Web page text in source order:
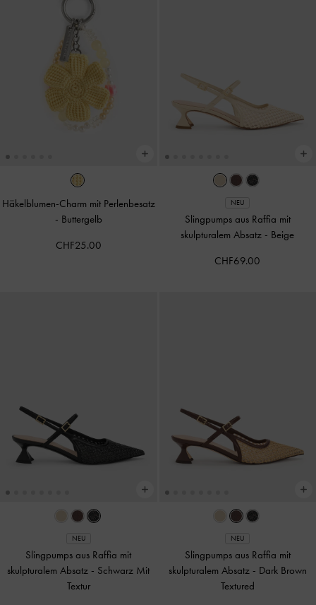
Häkelblumen-Charm mit Perlenbesatz
- Buttergelb
CHF25.00
NEU
Slingpumps aus Raffia mit
skulpturalem Absatz - Beige
CHF69.00
NEU
Slingpumps aus Raffia mit
skulpturalem Absatz - Schwarz Mit
Textur
NEU
Slingpumps aus Raffia mit
skulpturalem Absatz - Dark Brown
Textured